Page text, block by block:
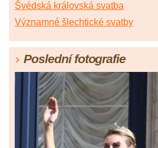
Švédská královská svatba
Významné šlechtické svatby
Poslední fotografie